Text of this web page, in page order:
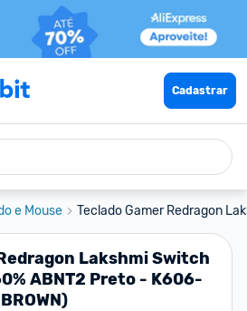
Cadastrar
e Mouse Teclado Gamer Redragon
Lakshmi Switch
ABNT2 Preto - K606-